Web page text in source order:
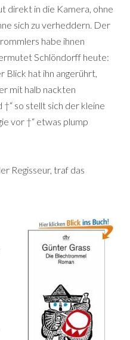
direkt in die Kamera, ohne
sich zu verheddern. Der
habe ihnen
Schlöndorff heute:
Blick hat ihn angerührt,
mit halb nackten
so stellt sich der kleine
vor †“ etwas plump
Regisseur, traf das